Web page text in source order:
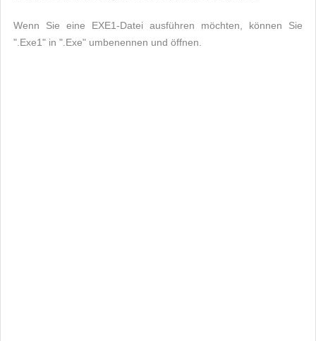
Wenn Sie eine EXE1-Datei ausführen möchten, können Sie
".Exe1" in ".Exe" umbenennen und öffnen.